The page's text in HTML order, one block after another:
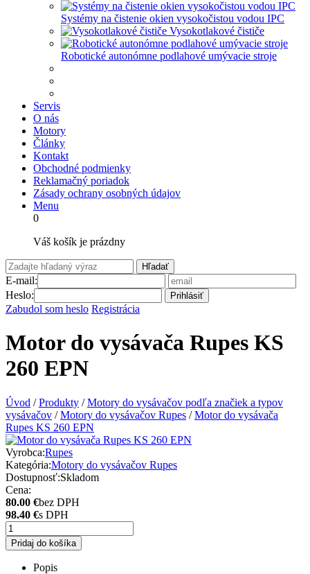
Systémy na čistenie okien vysokočistou vodou IPC
Vysokotlakové čističe
Robotické autonómne podlahové umývacie stroje
Servis
O nás
Motory
Články
Kontakt
Obchodné podmienky
Reklamačný poriadok
Zásady ochrany osobných údajov
Menu
0
Váš košík je prázdny
Hľadať
E-mail:
Heslo:
Prihlásiť
Zabudol som heslo Registrácia
Motor do vysávača Rupes KS
260 EPN
Úvod / Produkty / Motory do vysávačov podľa značiek a typov
vysávačov / Motory do vysávačov Rupes / Motor do vysávača
Rupes KS 260 EPN
Vyrobca:Rupes
Kategória:Motory do vysávačov Rupes
Dostupnosť:Skladom
Cena:
80.00 €bez DPH
98.40 €s DPH
Pridaj do košíka
Popis